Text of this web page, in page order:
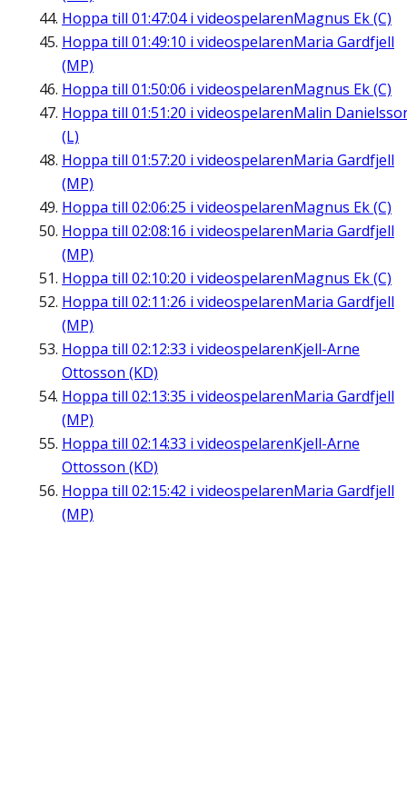
Hoppa till 01:47:04i videospelarenMagnus Ek (C)
Hoppa till 01:49:10 i videospelarenMaria Gardfjell
(MP)
Hoppa till 01:50:06 i videospelarenMagnus Ek (C)
Hoppa till 01:51:20 i videospelarenMalin
(L)
Hoppa till 01:57:20 i videospelarenMaria Gardfjell
(MP)
Hoppa till 02:06:25 i videospelarenMagnus Ek (C)
Hoppa till 02:08:16 i videospelarenMaria Gardfjell
(MP)
Hoppa till 02:10:20 i videospelarenMagnus Ek (C)
Hoppa till 02:11:26 i videospelarenMaria Gardfjell
(MP)
Hoppa till 02:12:33 i videospelarenKjell-Arne
Ottosson (KD)
Hoppa till 02:13:35 i videospelarenMaria Gardfjell
(MP)
Hoppa till 02:14:33 i videospelarenKjell-Arne
Ottosson (KD)
Hoppa till 02:15:42 i videospelarenMaria Gardfjell
(MP)